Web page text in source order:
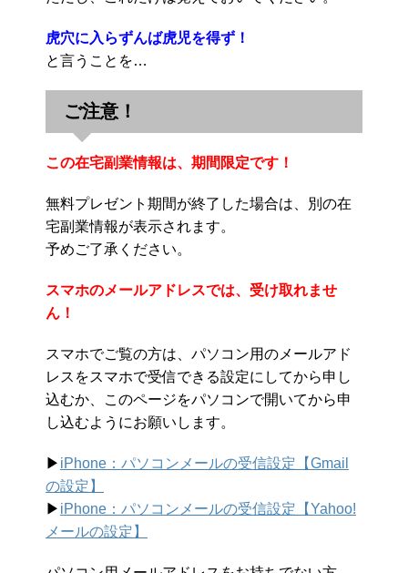
虎穴に入らずんば虎児を得ず！
と言うことを…
ご注意！
この在宅副業情報は、期間限定です！
無料プレゼント期間が終了した場合は、別の在
宅副業情報が表示されます。
予めご了承ください。
スマホのメールアドレスでは、受け取れませ
ん！
スマホでご覧の方は、パソコン用のメールアド
レスをスマホで受信できる設定にしてから申し
込むか、このページをパソコンで開いてから申
し込むようにお願いします。
▶︎ iPhone：パソコンメールの受信設定【Gmail
の設定】
▶︎ iPhone：パソコンメールの受信設定【Yahoo!
メールの設定】